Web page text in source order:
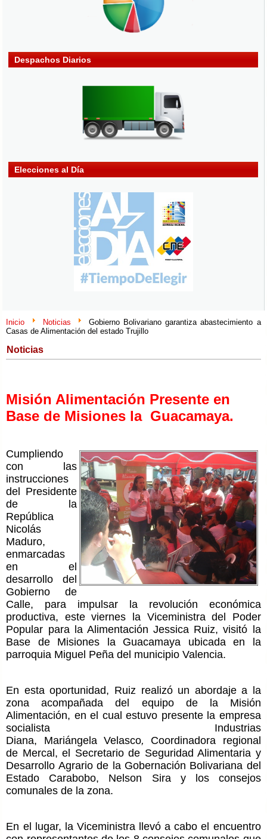
Despachos Diarios
Elecciones al Día
Inicio Noticias
Gobierno Bolivariano garantiza abastecimiento a
Casas de Alimentación del estado Trujillo
Noticias
Misión Alimentación Presente en
Base de Misiones la Guacamaya.
Cumpliendo
con las
instrucciones
del Presidente
de la
República
Nicolás
Maduro,
enmarcadas
en el
desarrollo del
Gobierno de
Calle, para impulsar la revolución económica
productiva, este viernes la Viceministra del Poder
Popular para la Alimentación Jessica Ruiz, visitó la
Base de Misiones la Guacamaya ubicada en la
parroquia Miguel Peña del municipio Valencia.
En esta oportunidad, Ruiz realizó un abordaje a la
zona acompañada del equipo de la Misión
Alimentación, en el cual estuvo presente la empresa
socialista Industrias
Diana, Mariángela Velasco, Coordinadora
regional
de Mercal, el Secretario de Seguridad Alimentaria y
Desarrollo Agrario de la Gobernación Bolivariana del
Estado Carabobo, Nelson Sira y los consejos
comunales de la zona.
En el lugar, la Viceministra llevó a cabo el encuentro